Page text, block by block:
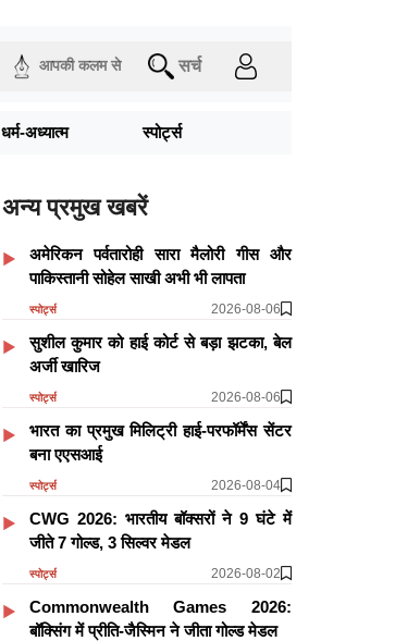
आपकी कलम से सर्च
धर्म-अध्यात्म स्पोर्ट्स
अन्य प्रमुख खबरें
अमेरिकन पर्वतारोही सारा मैलोरी गीस और
पाकिस्तानी सोहेल साखी अभी भी लापता
स्पोर्ट्स 2026-08-06
सुशील कुमार को हाई कोर्ट से बड़ा झटका, बेल
अर्जी खारिज
स्पोर्ट्स 2026-08-06
भारत का प्रमुख मिलिट्री हाई-परफॉर्मेंस सेंटर
बना एएसआई
स्पोर्ट्स 2026-08-04
CWG 2026: भारतीय बॉक्सरों ने 9 घंटे में
जीते 7 गोल्ड, 3 सिल्वर मेडल
स्पोर्ट्स 2026-08-02
Commonwealth Games 2026:
बॉक्सिंग में प्रीति-जैस्मिन ने जीता गोल्ड मेडल